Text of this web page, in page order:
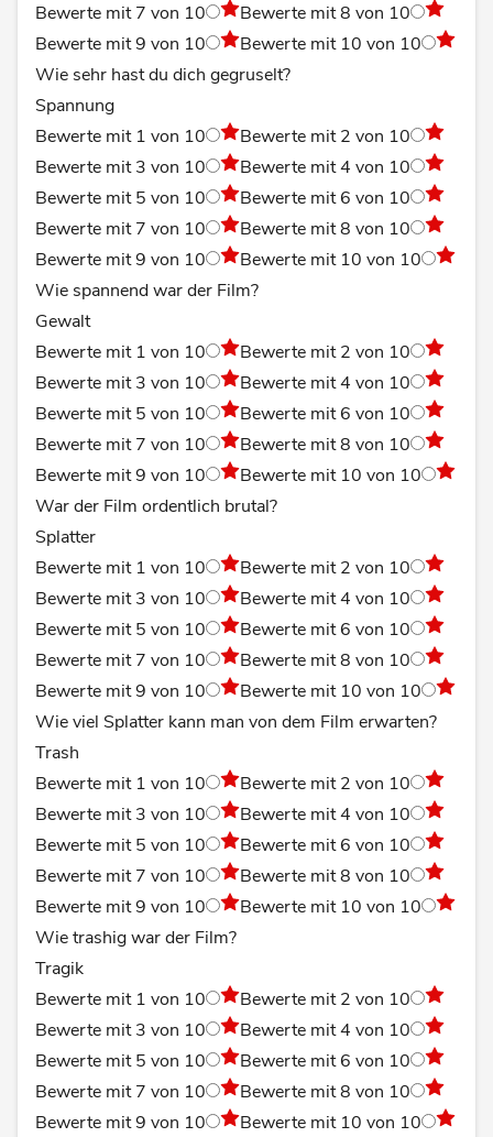
Bewerte mit 7 von 10
Bewerte mit 8 von 10
Bewerte mit 9 von 10
Bewerte mit 10 von 10
Wie sehr hast du dich gegruselt?
Spannung
Bewerte mit 1 von 10
Bewerte mit 2 von 10
Bewerte mit 3 von 10
Bewerte mit 4 von 10
Bewerte mit 5 von 10
Bewerte mit 6 von 10
Bewerte mit 7 von 10
Bewerte mit 8 von 10
Bewerte mit 9 von 10
Bewerte mit 10 von 10
Wie spannend war der Film?
Gewalt
Bewerte mit 1 von 10
Bewerte mit 2 von 10
Bewerte mit 3 von 10
Bewerte mit 4 von 10
Bewerte mit 5 von 10
Bewerte mit 6 von 10
Bewerte mit 7 von 10
Bewerte mit 8 von 10
Bewerte mit 9 von 10
Bewerte mit 10 von 10
War der Film ordentlich brutal?
Splatter
Bewerte mit 1 von 10
Bewerte mit 2 von 10
Bewerte mit 3 von 10
Bewerte mit 4 von 10
Bewerte mit 5 von 10
Bewerte mit 6 von 10
Bewerte mit 7 von 10
Bewerte mit 8 von 10
Bewerte mit 9 von 10
Bewerte mit 10 von 10
Wie viel Splatter kann man von dem Film erwarten?
Trash
Bewerte mit 1 von 10
Bewerte mit 2 von 10
Bewerte mit 3 von 10
Bewerte mit 4 von 10
Bewerte mit 5 von 10
Bewerte mit 6 von 10
Bewerte mit 7 von 10
Bewerte mit 8 von 10
Bewerte mit 9 von 10
Bewerte mit 10 von 10
Wie trashig war der Film?
Tragik
Bewerte mit 1 von 10
Bewerte mit 2 von 10
Bewerte mit 3 von 10
Bewerte mit 4 von 10
Bewerte mit 5 von 10
Bewerte mit 6 von 10
Bewerte mit 7 von 10
Bewerte mit 8 von 10
Bewerte mit 9 von 10
Bewerte mit 10 von 10